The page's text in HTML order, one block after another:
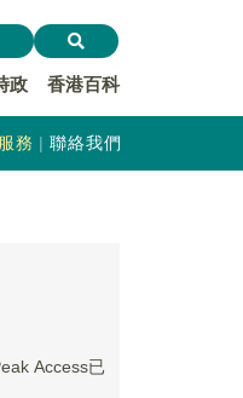
政 香港百科
服務 聯絡我們
Access已